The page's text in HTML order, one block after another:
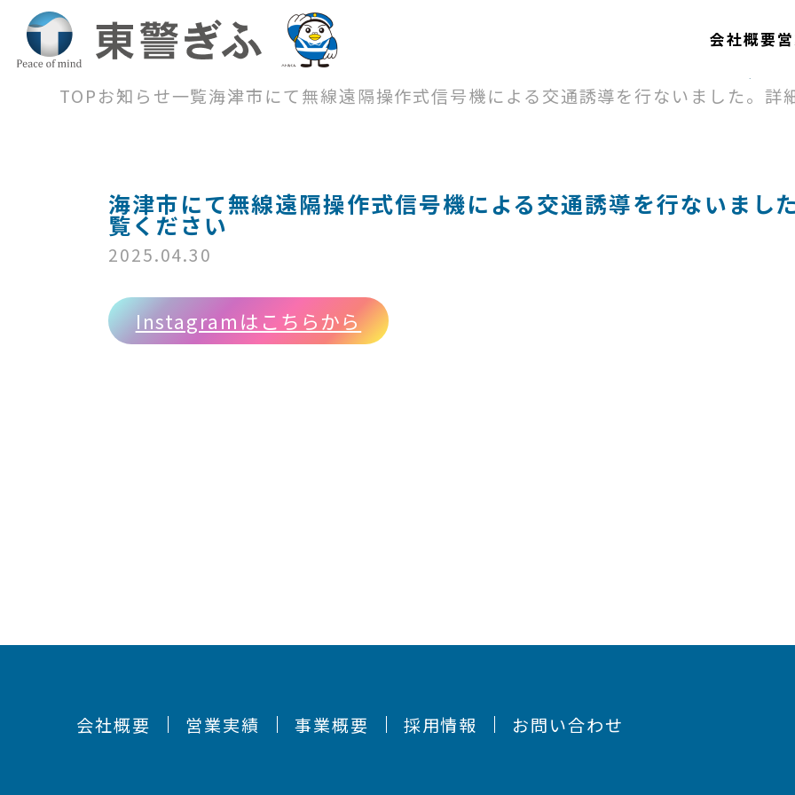
会社概要
お
TOPお知らせ一覧海津市にて無線遠隔操作式信号機による交通誘導を行ないました。
海津市にて無線遠隔操作式信号機による交通誘導を行ないま
覧ください
2025.04.30
Instagramはこちらから
会社概要 営業実績 事業概要 採用情報
お問い合わせ